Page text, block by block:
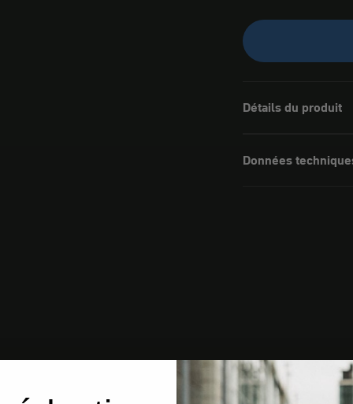
Détails du produit
Données